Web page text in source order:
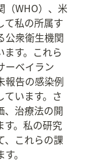
（WHO）、米
て私の所属す
公衆衛生機関
す。これら
ーベイラン
報告の感染例
います。さ
、治療法の開
す。私の研究
、これらの課
。